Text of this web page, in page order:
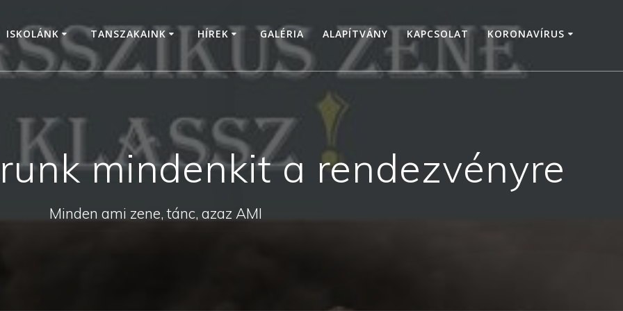
ISKOLÁNK TANSZAKAINK HÍREK GALÉRIA ALAPÍTVÁNY KAPCSOLAT KORONAVÍRUS
mindenkit a rendezvényre
Minden ami zene, tánc, azaz AMI